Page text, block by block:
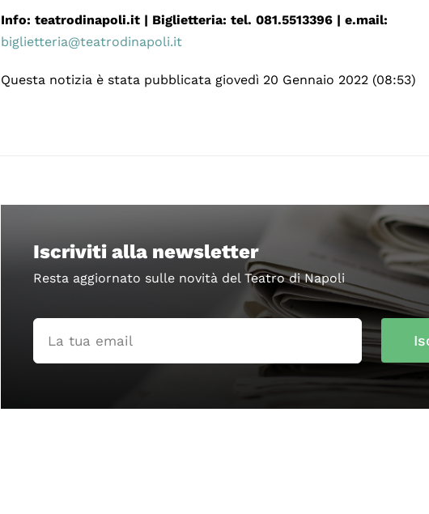
Info:teatrodinapoli.it | Biglietteria:tel. 081.5513396 | e.mail:
biglietteria@teatrodinapoli.it
Questa notizia è stata pubblicata giovedì 20 Gennaio 2022 (08:53)
Iscriviti alla newsletter
Resta aggiornato sulle novità del Teatro di Napoli